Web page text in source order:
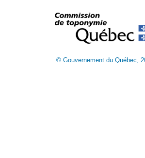
© Gouvernement du Québec,